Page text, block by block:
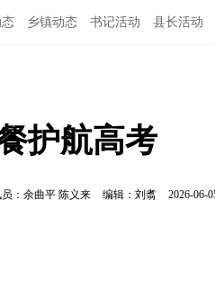
乡镇动态 书记活动 县长活动
护航高考
：余曲平 陈义来 编辑：刘翥 2026-06-